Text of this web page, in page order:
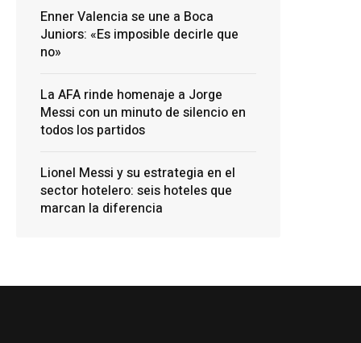
Enner Valencia se une a Boca
Juniors: «Es imposible decirle que
no»
La AFA rinde homenaje a Jorge
Messi con un minuto de silencio en
todos los partidos
Lionel Messi y su estrategia en el
sector hotelero: seis hoteles que
marcan la diferencia